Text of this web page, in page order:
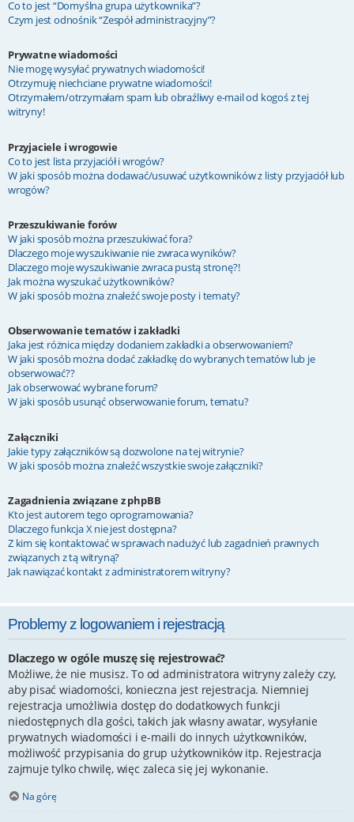
Co to jest “Domyślna grupa użytkownika”?
Czym jest odnośnik “Zespół administracyjny”?
Prywatne wiadomości
Nie mogę wysyłać prywatnych wiadomości!
Otrzymuję niechciane prywatne wiadomości!
Otrzymałem/otrzymałam spam lub obraźliwy e-mail od kogoś z tej
witryny!
Przyjaciele i wrogowie
Co to jest lista przyjaciół i wrogów?
W jaki sposób można dodawać/usuwać użytkowników z listy przyjaciół lub
wrogów?
Przeszukiwanie forów
W jaki sposób można przeszukiwać fora?
Dlaczego moje wyszukiwanie nie zwraca wyników?
Dlaczego moje wyszukiwanie zwraca pustą stronę?!
Jak można wyszukać użytkowników?
W jaki sposób można znaleźć swoje posty i tematy?
Obserwowanie tematów i zakładki
Jaka jest różnica między dodaniem zakładki a obserwowaniem?
W jaki sposób można dodać zakładkę do wybranych tematów lub je
obserwować??
Jak obserwować wybrane forum?
W jaki sposób usunąć obserwowanie forum, tematu?
Załączniki
Jakie typy załączników są dozwolone na tej witrynie?
W jaki sposób można znaleźć wszystkie swoje załączniki?
Zagadnienia związane z phpBB
Kto jest autorem tego oprogramowania?
Dlaczego funkcja X nie jest dostępna?
Z kim się kontaktować w sprawach nadużyć lub zagadnień prawnych
związanych z tą witryną?
Jak nawiązać kontakt z administratorem witryny?
Problemy z logowaniem i rejestracją
Dlaczego w ogóle muszę się rejestrować?
Możliwe, że nie musisz. To od administratora witryny zależy czy,
aby pisać wiadomości, konieczna jest rejestracja. Niemniej
rejestracja umożliwia dostęp do dodatkowych funkcji
niedostępnych dla gości, takich jak własny awatar, wysyłanie
prywatnych wiadomości i e-maili do innych użytkowników,
możliwość przypisania do grup użytkowników itp. Rejestracja
zajmuje tylko chwilę, więc zaleca się jej wykonanie.
Na górę